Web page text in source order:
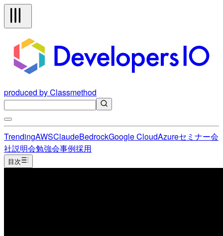
produced by Classmethod
TrendingAWSClaudeBedrockGoogle CloudAzureセミナー会
社説明会勉強会事例採用
目次